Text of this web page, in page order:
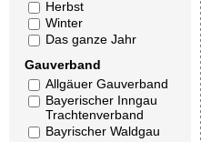
Herbst
Winter
Das ganze Jahr
Gauverband
Allgäuer Gauverband
Bayerischer Inngau
Trachtenverband
Bayrischer Waldgau